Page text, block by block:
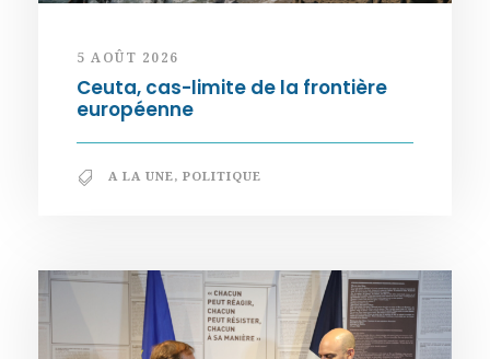
5 AOÛT 2026
Ceuta, cas-limite de la frontière
européenne
A LA UNE, POLITIQUE